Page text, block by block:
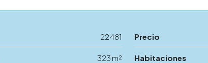
22481 Precio
323 m² Habitaciones